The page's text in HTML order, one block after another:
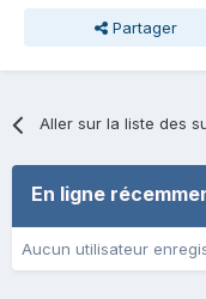
Partager
Aller sur la liste des
En ligne
Aucun utilisateur